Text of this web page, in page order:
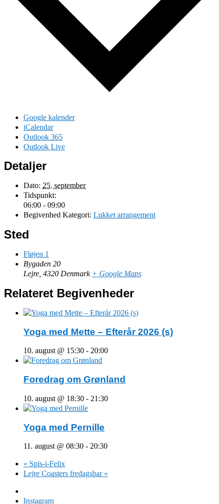
Google kalender
iCalendar
Outlook 365
Outlook Live
Detaljer
Dato: 25. september
Tidspunkt:
06:00 - 09:00
Begivenhed Kategori: Lukket arrangement
Sted
Fløjen 1
Bygaden 20
Lejre 4320 Denmark + Google Maps
Relateret Begivenheder
Yoga med Mette – Efterår 2026 (s)
10. august @ 15:30 - 20:00
Foredrag om Grønland
10. august @ 18:30 - 21:30
Yoga med Pernille
11. august @ 08:30 - 20:30
« Spis-i-Felix
Lejre Coasters fredagsbar »
Instagram